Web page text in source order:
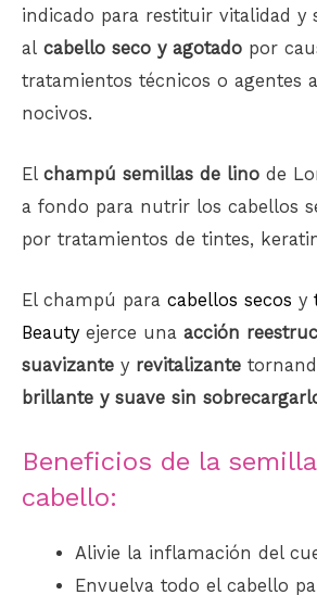
indicado para restituir vitalidad y
al cabello seco y agotado por
tratamientos técnicos o agentes
nocivos.
El champú semillas de lino de
a fondo para nutrir los cabellos
por tratamientos de tintes,
El champú para cabellos secos y
Beautyejerce una acción
suavizante y revitalizante
brillante y suave sin
Beneficios de la
cabello:
Alivie la inflamación del
Envuelva todo el cabello